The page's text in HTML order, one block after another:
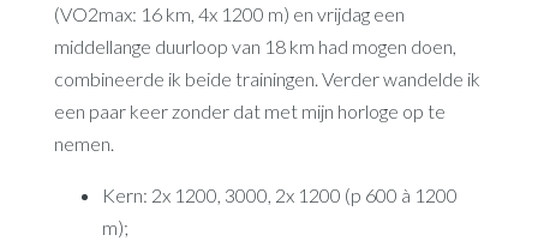
(VO2max: 16 km, 4x 1200 m) en vrijdag een
middellange duurloop van 18 km had mogen doen,
combineerde ik beide trainingen. Verder wandelde ik
een paar keer zonder dat met mijn horloge op te
nemen.
Kern: 2x 1200, 3000, 2x 1200 (p 600 à 1200
m);